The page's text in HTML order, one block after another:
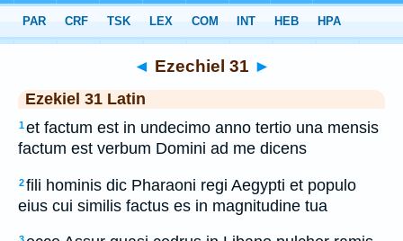
Latin> Ezechiel 31
◄ Ezechiel 31 ►
Ezekiel 31 Latin
1et factum est in undecimo anno tertio una mensis
factum est verbum Domini ad me dicens
2fili hominis dic Pharaoni regi Aegypti et populo
eius cui similis factus es in magnitudine tua